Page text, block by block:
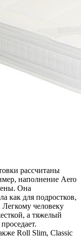
рассчитаны
наполнение Aero
Она
как для подростков,
человеку
а тяжелый
Roll Slim, Classic